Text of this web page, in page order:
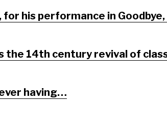
for his performance in Goodbye,
the 14th century revival of
having…